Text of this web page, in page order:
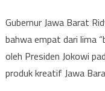
Gubernur Jawa Barat
bahwa empat dari lima
oleh Presiden Jokowi
produk kreatif Jawa